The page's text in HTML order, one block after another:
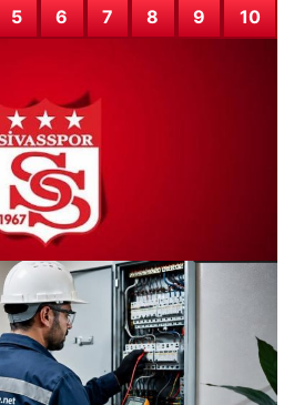
5 6 7 8 9 10
Şoku